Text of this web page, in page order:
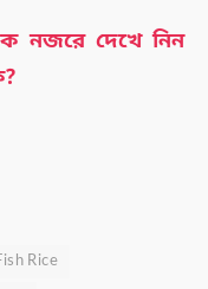
নজরে দেখে নিন
Rice